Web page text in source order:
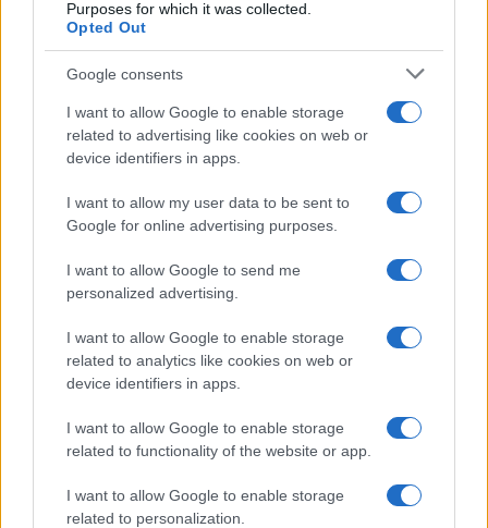
Purposes for which it was collected.
Opted Out
Google consents
I want to allow Google to enable storage
related to advertising like cookies on web or
device identifiers in apps.
I want to allow my user data to be sent to
Google for online advertising purposes.
I want to allow Google to send me
personalized advertising.
I want to allow Google to enable storage
related to analytics like cookies on web or
device identifiers in apps.
I want to allow Google to enable storage
related to functionality of the website or app.
I want to allow Google to enable storage
related to personalization.
Continua a leggere
ALTRI SPORT